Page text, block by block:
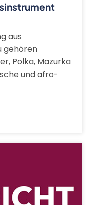
aus
gehören
Polka, Mazurka
und afro-